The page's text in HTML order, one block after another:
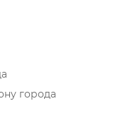
города